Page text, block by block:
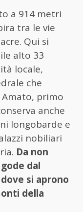
a 914 metri
tra le vie
Qui si
alto 33
locale,
che
Amato, primo
anche
longobarde e
nobiliari
Da non
dal
si aprono
della